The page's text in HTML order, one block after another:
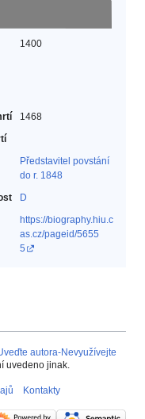
1400
1468
Představitel povstání
do r. 1848‎
D
https://biography.hiu.c
as.cz/pageid/5655
5
autora-Nevyužívejte
uvedeno jinak.
Kontakty